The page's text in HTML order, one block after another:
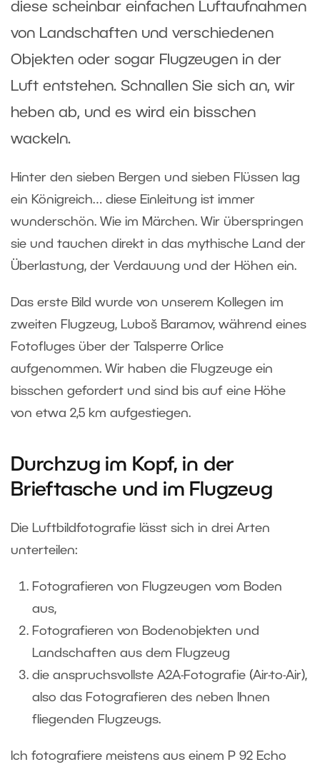
diese scheinbar einfachen Luftaufnahmen
von Landschaften und verschiedenen
Objekten oder sogar Flugzeugen in der
Luft entstehen. Schnallen Sie sich an, wir
heben ab, und es wird ein bisschen
wackeln.
Hinter den sieben Bergen und sieben Flüssen lag
ein Königreich… diese Einleitung ist immer
wunderschön. Wie im Märchen. Wir überspringen
sie und tauchen direkt in das mythische Land der
Überlastung, der Verdauung und der Höhen ein.
Das erste Bild wurde von unserem Kollegen im
zweiten Flugzeug, Luboš Baramov, während eines
Fotofluges über der Talsperre Orlice
aufgenommen. Wir haben die Flugzeuge ein
bisschen gefordert und sind bis auf eine Höhe
von etwa 2,5 km aufgestiegen.
Durchzug im Kopf, in der
Brieftasche und im Flugzeug
Die Luftbildfotografie lässt sich in drei Arten
unterteilen:
Fotografieren von Flugzeugen vom Boden
aus,
Fotografieren von Bodenobjekten und
Landschaften aus dem Flugzeug
die anspruchsvollste A2A-Fotografie (Air-to-Air),
also das Fotografieren des neben Ihnen
fliegenden Flugzeugs.
Ich fotografiere meistens aus einem P 92 Echo